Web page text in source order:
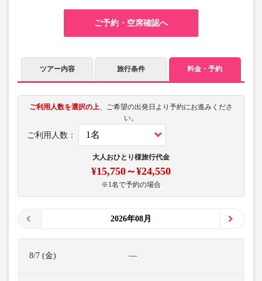
ご予約・空席確認へ
ツアー内容 旅行条件 料金・予約
ご利用人数を選択の上、ご希望の出発日より予約にお進みくださ
い。
ご利用人数：
大人おひとり様旅行代金
¥15,750～¥24,550
※1名で予約の場合
2026年08月
8/7 (金) ―